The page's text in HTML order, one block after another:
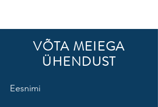
VÕTA MEIEGA
ÜHENDUST
Eesnimi